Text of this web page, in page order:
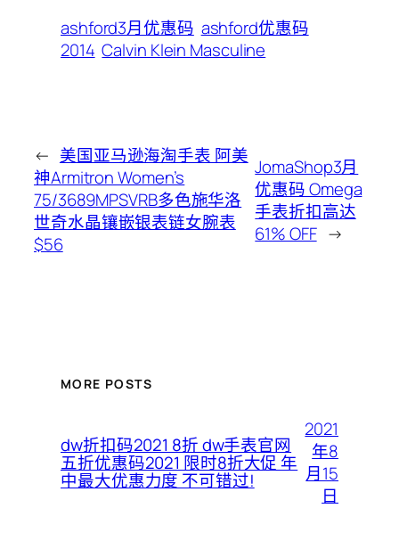
ashford3月优惠码 ashford优惠码
2014 Calvin Klein Masculine
← 美国亚马逊海淘手表 阿美
神Armitron Women’s
75/3689MPSVRB多色施华洛
世奇水晶镶嵌银表链女腕表
$56
JomaShop3月
优惠码 Omega
手表折扣高达
61% OFF →
MORE POSTS
dw折扣码2021 8折 dw手表官网
五折优惠码2021 限时8折大促 年
中最大优惠力度 不可错过!
2021
年8
月15
日